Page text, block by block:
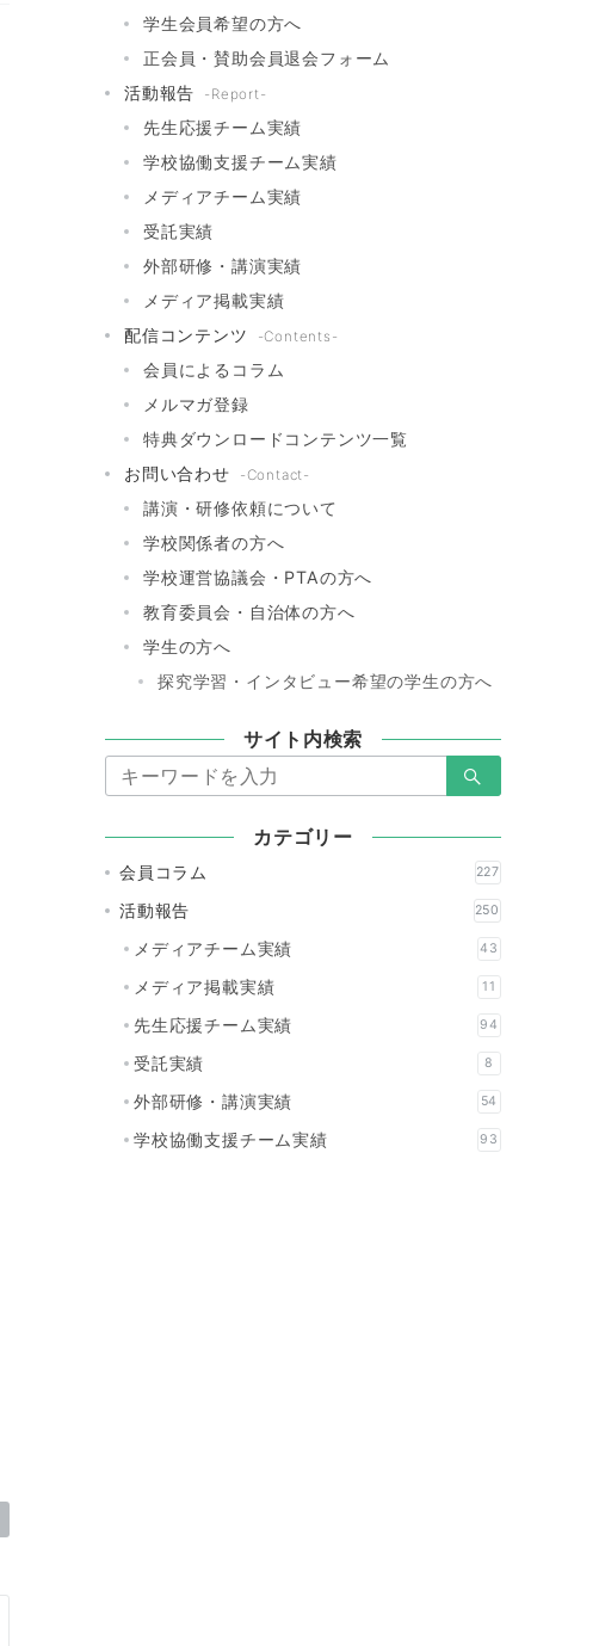
学生会員希望の方へ
正会員・賛助会員退会フォーム
活動報告
-Report-
先生応援チーム実績
学校協働支援チーム実績
メディアチーム実績
受託実績
外部研修・講演実績
メディア掲載実績
配信コンテンツ
-Contents-
会員によるコラム
メルマガ登録
特典ダウンロードコンテンツ一覧
お問い合わせ
-Contact-
講演・研修依頼について
学校関係者の方へ
学校運営協議会・PTAの方へ
教育委員会・自治体の方へ
学生の方へ
探究学習・インタビュー希望の学生の方へ
サイト内検索
索：
カテゴリー
会員コラム 227
活動報告 250
メディアチーム実績 43
メディア掲載実績 11
先生応援チーム実績 94
受託実績 8
外部研修・講演実績 54
学校協働支援チーム実績 93